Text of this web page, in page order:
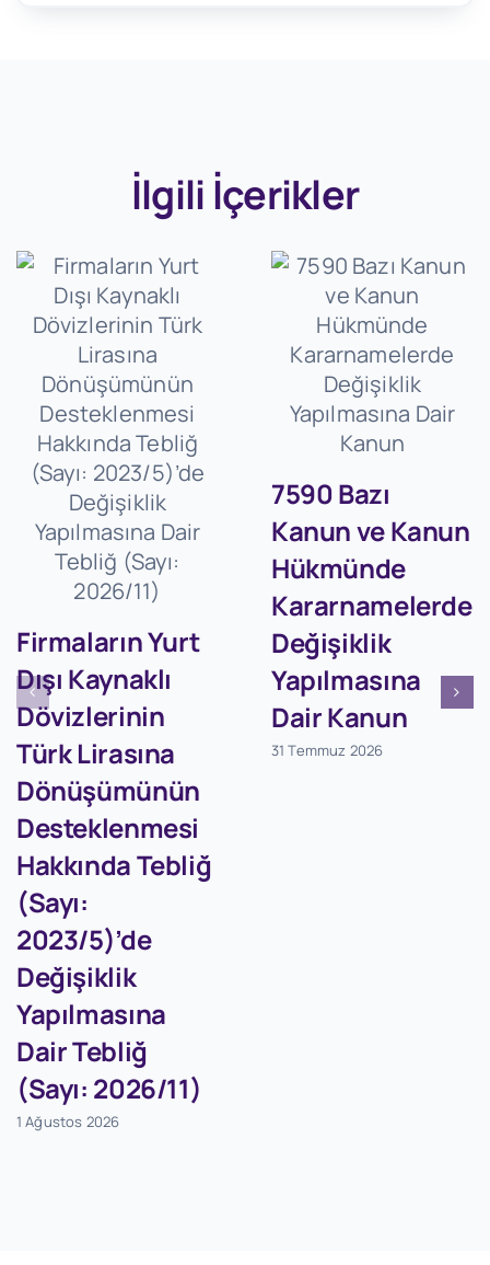
İlgili İçerikler
Firmaların Yurt
Dışı Kaynaklı
Dövizlerinin
Türk Lirasına
Dönüşümünün
Desteklenmesi
Hakkında Tebliğ
(Sayı:
2023/5)’de
Değişiklik
Yapılmasına
Dair Tebliğ
(Sayı: 2026/11)
1 Ağustos 2026
7590 Bazı
Kanun ve Kanun
Hükmünde
Kararnamelerde
Değişiklik
Yapılmasına
Dair Kanun
31 Temmuz 2026